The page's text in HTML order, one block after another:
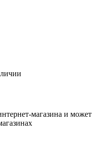
магазина и может